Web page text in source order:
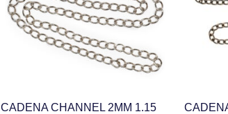
CADENA CHANNEL 2MM 1.15